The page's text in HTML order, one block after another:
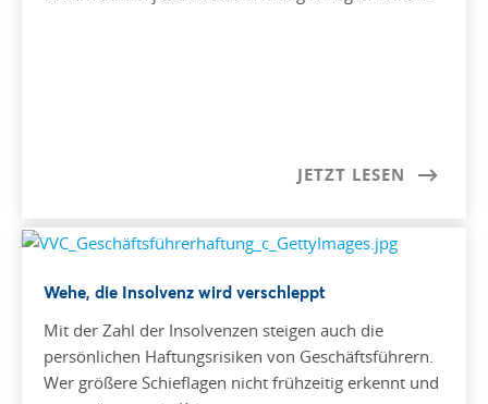
JETZT LESEN
Wehe, die Insolvenz wird verschleppt
Mit der Zahl der Insolvenzen steigen auch die
persönlichen Haftungsrisiken von Geschäftsführern.
Wer größere Schieflagen nicht frühzeitig erkennt und